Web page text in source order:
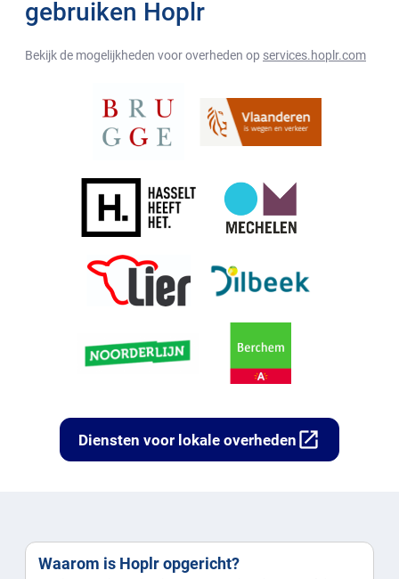
gebruiken Hoplr
Bekijk de mogelijkheden voor overheden op services.hoplr.com
Diensten voor lokale overheden open_in_new
Waarom is Hoplr opgericht?